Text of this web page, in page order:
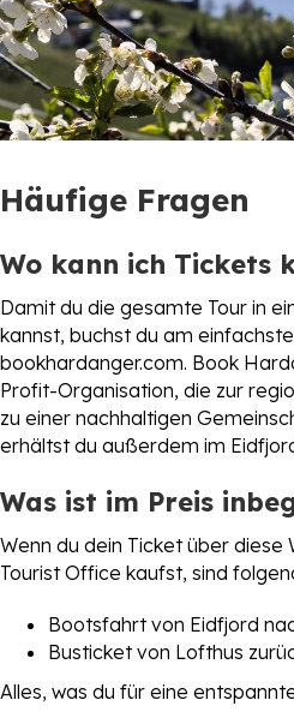
Häufige Fragen
Wo kann ich Tickets
Damit du die gesamte Tour in
kannst, buchst du am
bookhardanger.com. Book
Profit-Organisation, die zur
zu einer nachhaltigen
erhältst du außerdem im
Was ist im Preis
Wenn du dein Ticket über diese
Tourist Office kaufst, sind
Bootsfahrt von Eidfjord
Busticket von Lofthus
Alles, was du für eine